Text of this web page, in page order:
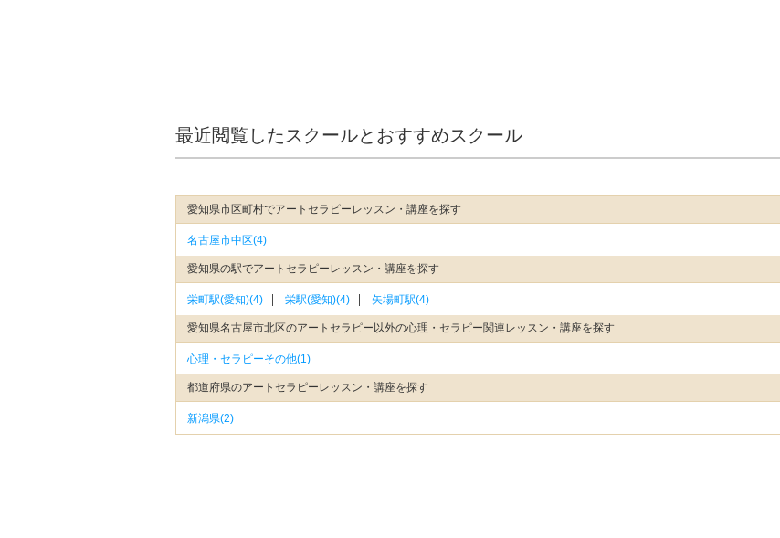
最近閲覧したスクールとおすすめスクール
愛知県市区町村でアートセラピーレッスン・講座を探す
名古屋市中区(4)
愛知県の駅でアートセラピーレッスン・講座を探す
栄町駅(愛知)(4) 栄駅(愛知)(4) 矢場町駅(4)
愛知県名古屋市北区のアートセラピー以外の心理・セラピー関連レッスン・講座を探す
心理・セラピーその他(1)
都道府県のアートセラピーレッスン・講座を探す
新潟県(2)